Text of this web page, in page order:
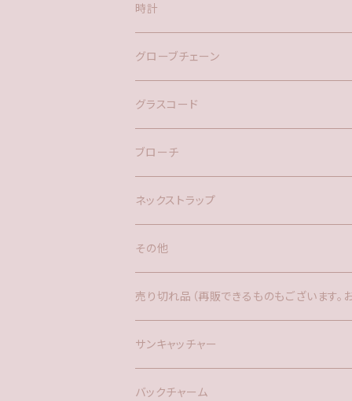
時計
バックチャーム
ネックレス
グローブチェーン
バックチャーム
グラスコード
ブローチ
ネックストラップ
その他
バックチャーム
時計
ファー
サンキャッチャー
売り切れ品（再販できるものもございます。
サンキャッチャー
バックチャーム